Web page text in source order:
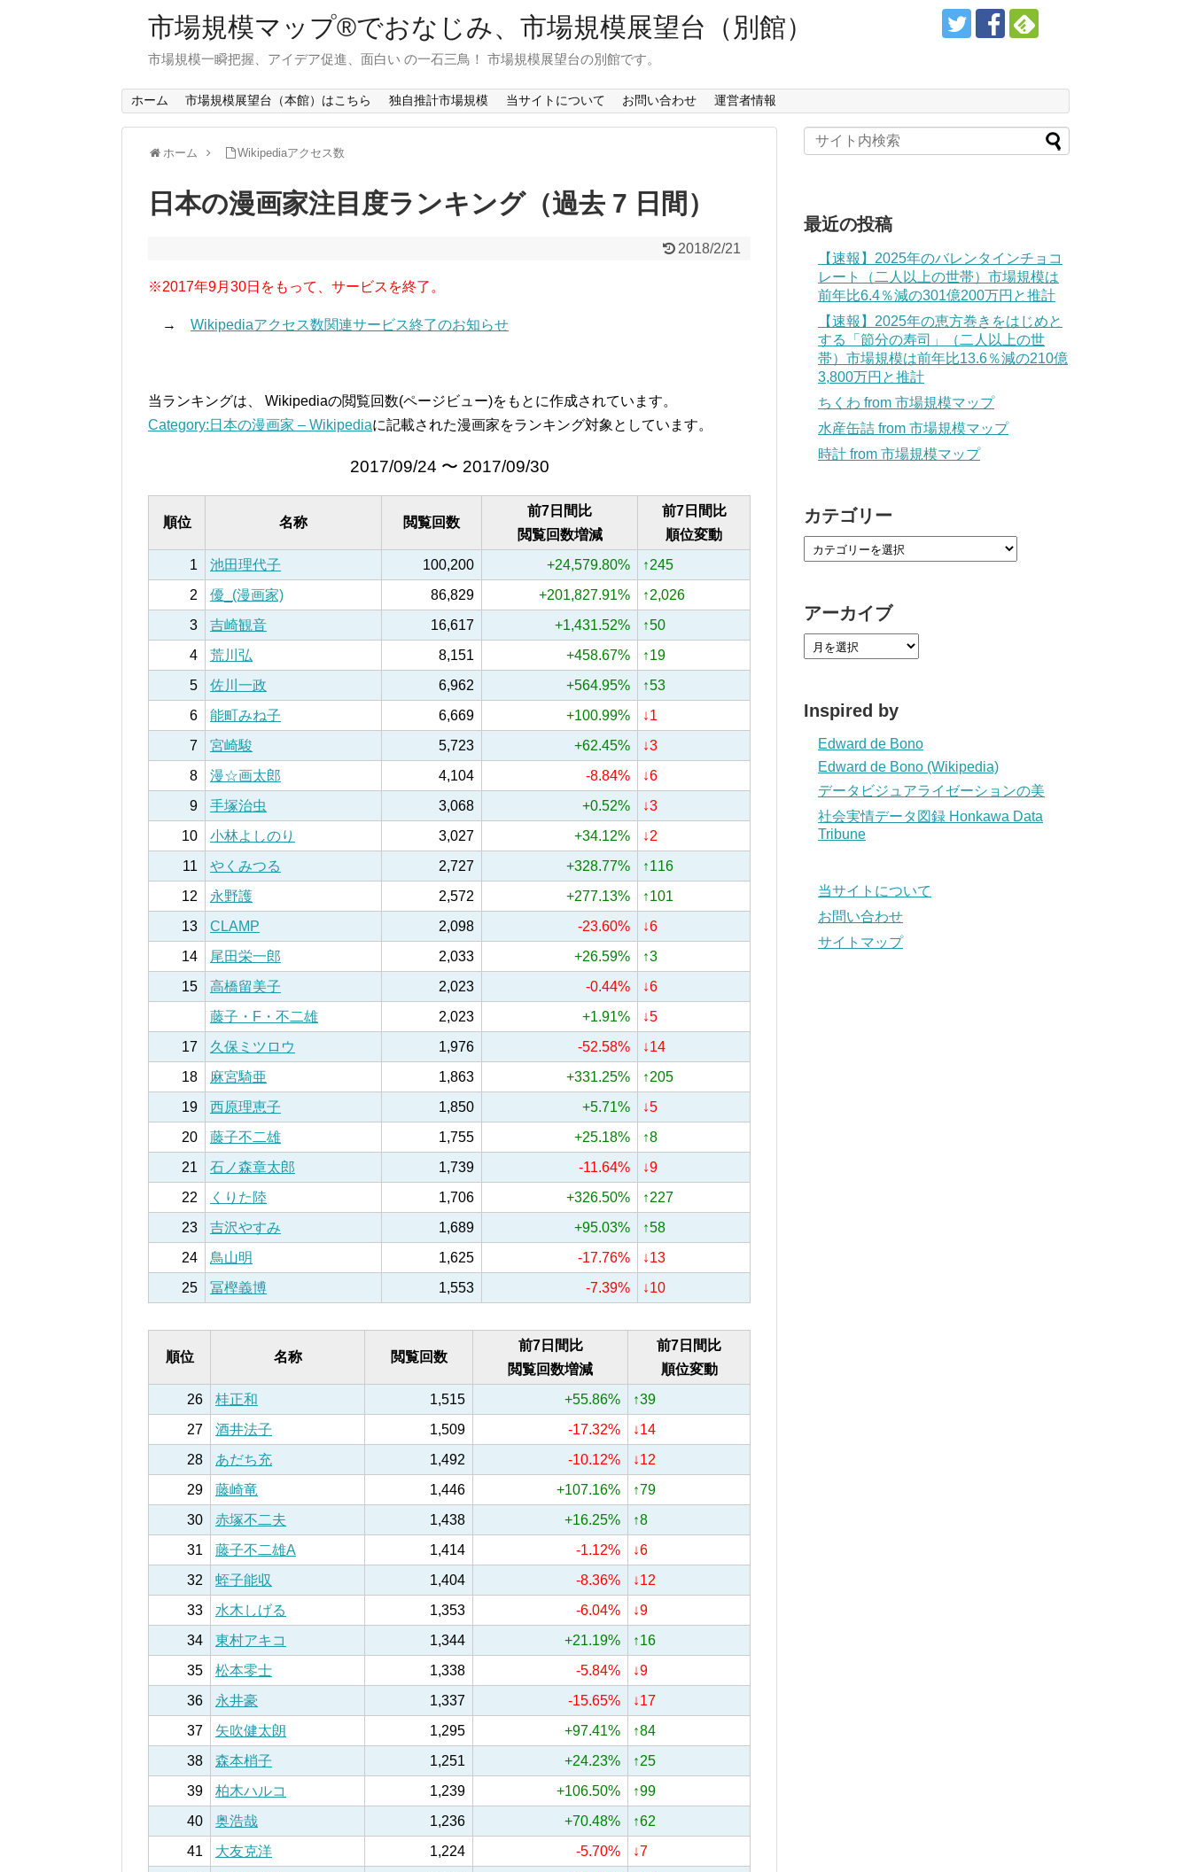
市場規模マップ®でおなじみ、市場規模展望台（別館）
市場規模一瞬把握、アイデア促進、面白い の一石三鳥！ 市場規模展望台の別館です。
ホーム 市場規模展望台（本館）はこちら 独自推計市場規模 当サイトについて お問い合わせ 運営者情報
ホーム Wikipediaアクセス数
日本の漫画家注目度ランキング（過去 7 日間）
2018/2/21
※2017年9月30日をもって、サービスを終了。
→ Wikipediaアクセス数関連サービス終了のお知らせ
当ランキングは、 Wikipediaの閲覧回数(ページビュー)をもとに作成されています。
Category:日本の漫画家 – Wikipediaに記載された漫画家をランキング対象としています。
2017/09/24 〜 2017/09/30
順位 名称 閲覧回数
前7日間比
閲覧回数増減
前7日間比
順位変動
1
池田理代子 100,200 +24,579.80%
↑245
2
優_(漫画家) 86,829 +201,827.91%
↑2,026
3
吉崎観音 16,617 +1,431.52%
↑50
4
荒川弘 8,151 +458.67%
↑19
5
佐川一政 6,962 +564.95%
↑53
6
能町みね子 6,669 +100.99%
↓1
7
宮崎駿 5,723 +62.45%
↓3
8
漫☆画太郎 4,104 -8.84%
↓6
9
手塚治虫 3,068 +0.52%
↓3
10
小林よしのり 3,027 +34.12%
↓2
11
やくみつる 2,727 +328.77%
↑116
12
永野護 2,572 +277.13%
↑101
13
CLAMP 2,098 -23.60%
↓6
14
尾田栄一郎 2,033 +26.59%
↑3
15
高橋留美子 2,023 -0.44%
↓6
藤子・F・不二雄
2,023 +1.91%
↓5
17
久保ミツロウ 1,976 -52.58%
↓14
18
麻宮騎亜 1,863 +331.25%
↑205
19
西原理恵子 1,850 +5.71%
↓5
20
藤子不二雄 1,755 +25.18%
↑8
21
石ノ森章太郎 1,739 -11.64%
↓9
22
くりた陸 1,706 +326.50%
↑227
23
吉沢やすみ 1,689 +95.03%
↑58
24
鳥山明 1,625 -17.76%
↓13
25
冨樫義博 1,553 -7.39% ↓10
順位 名称 閲覧回数
前7日間比
閲覧回数増減
前7日間比
順位変動
26
桂正和 1,515 +55.86%
↑39
27
酒井法子 1,509 -17.32%
↓14
28
あだち充 1,492 -10.12%
↓12
29
藤崎竜 1,446 +107.16%
↑79
30
赤塚不二夫 1,438 +16.25%
↑8
31
藤子不二雄A 1,414 -1.12%
↓6
32
蛭子能収 1,404 -8.36%
↓12
33
水木しげる 1,353 -6.04%
↓9
34
東村アキコ 1,344 +21.19%
↑16
35
松本零士 1,338 -5.84%
↓9
36
永井豪 1,337 -15.65%
↓17
37
矢吹健太朗 1,295 +97.41%
↑84
38
森本梢子 1,251 +24.23%
↑25
39
柏木ハルコ 1,239 +106.50%
↑99
40
奥浩哉 1,236 +70.48%
↑62
41
大友克洋 1,224 -5.70%
↓7
最近の投稿
【速報】2025年のバレンタインチョコ
レート（二人以上の世帯）市場規模は
前年比6.4％減の301億200万円と推計
【速報】2025年の恵方巻きをはじめと
する「節分の寿司」（二人以上の世
帯）市場規模は前年比13.6％減の210億
3,800万円と推計
ちくわ from 市場規模マップ
水産缶詰 from 市場規模マップ
時計 from 市場規模マップ
カテゴリー
アーカイブ
Inspired by
Edward de Bono
Edward de Bono (Wikipedia)
データビジュアライゼーションの美
社会実情データ図録 Honkawa Data
Tribune
当サイトについて
お問い合わせ
サイトマップ